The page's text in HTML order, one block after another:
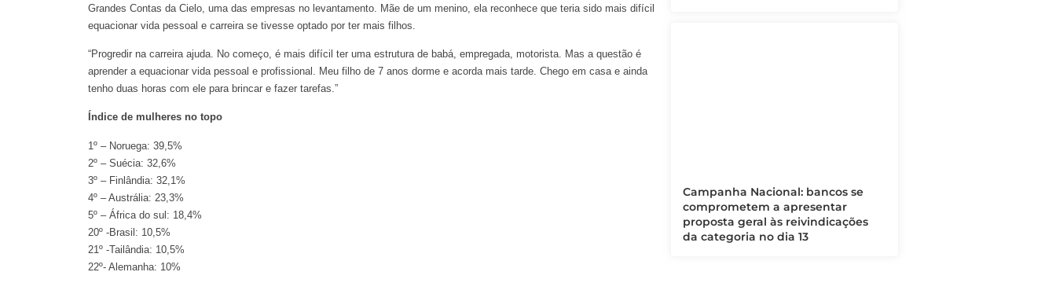
Grandes Contas da Cielo, uma das empresas no levantamento. Mãe de um menino, ela reconhece que teria sido mais difícil
equacionar vida pessoal e carreira se tivesse optado por ter mais filhos.
“Progredir na carreira ajuda. No começo, é mais difícil ter uma estrutura de babá, empregada, motorista. Mas a questão é
aprender a equacionar vida pessoal e profissional. Meu filho de 7 anos dorme e acorda mais tarde. Chego em casa e ainda
tenho duas horas com ele para brincar e fazer tarefas.”
Índice de mulheres no topo
1º – Noruega: 39,5%
2º – Suécia: 32,6%
3º – Finlândia: 32,1%
4º – Austrália: 23,3%
5º – África do sul: 18,4%
20º -Brasil: 10,5%
21º -Tailândia: 10,5%
22º- Alemanha: 10%
Campanha Nacional: bancos se
comprometem a apresentar
proposta geral às reivindicações
da categoria no dia 13